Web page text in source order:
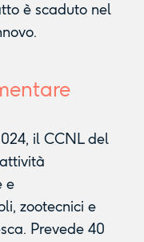
è scaduto nel
il CCNL del
e
zootecnici e
Prevede 40